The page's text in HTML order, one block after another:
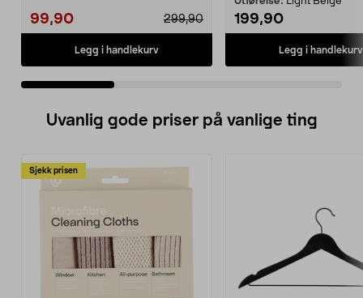
99,90 299,90
Legg i handlekurv
199,90
Legg i handlekurv
Uvanlig gode priser på vanlige ting
Sjekk prisen